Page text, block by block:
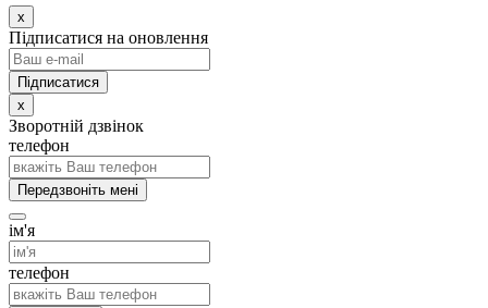
x
Підписатися на оновлення
x
Зворотній дзвінок
телефон
Передзвоніть мені
ім'я
телефон